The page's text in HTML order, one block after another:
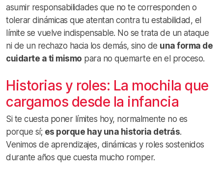
asumir responsabilidades que no te corresponden o
tolerar dinámicas que atentan contra tu estabilidad, el
límite se vuelve indispensable. No se trata de un ataque
ni de un rechazo hacia los demás, sino de una forma de
cuidarte a ti mismo para no quemarte en el proceso.
Historias y roles: La mochila que
cargamos desde la infancia
Si te cuesta poner límites hoy, normalmente no es
porque sí; es porque hay una historia detrás.
Venimos de aprendizajes, dinámicas y roles sostenidos
durante años que cuesta mucho romper.